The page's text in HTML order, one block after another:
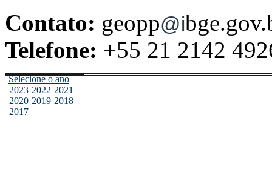
Contato: geopp@i
Telefone: +55 21 2142
Selecione o ano
2023 2022 2021
2020 2019 2018
2017